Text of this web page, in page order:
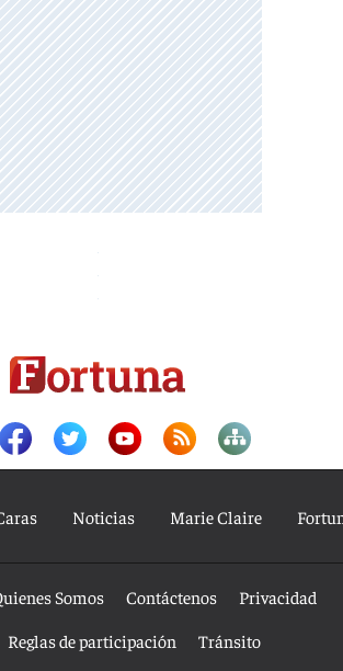
Noticias Marie Claire
Somos Contáctenos
Privacidad
Reglas de participación Tránsito